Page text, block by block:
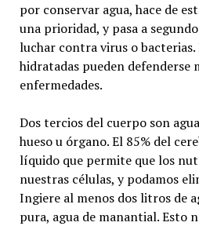
por conservar agua, hace de
una prioridad, y pasa a
luchar contra virus o bacterias.
hidratadas pueden defenderse
enfermedades.
Dos tercios del cuerpo son
hueso u órgano. El 85% del
líquido que permite que los
nuestras células, y podamos
Ingiere al menos dos litros de
pura, agua de manantial. Esto